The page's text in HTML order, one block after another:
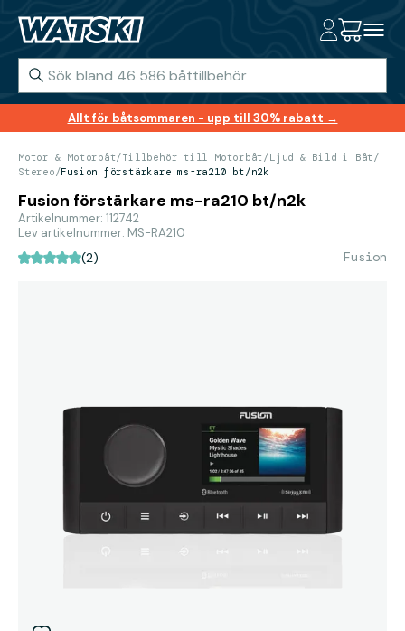
Allt för båtsommaren - upp till 30% rabatt →
Motor & Motorbåt/Tillbehör till Motorbåt /Ljud & Bild i Båt /
Stereo/Fusion förstärkare ms-ra210 bt/n2k
Fusion förstärkare ms-ra210 bt/n2k
Artikelnummer: 112742
Lev artikelnummer: MS-RA210
(2) Fusion